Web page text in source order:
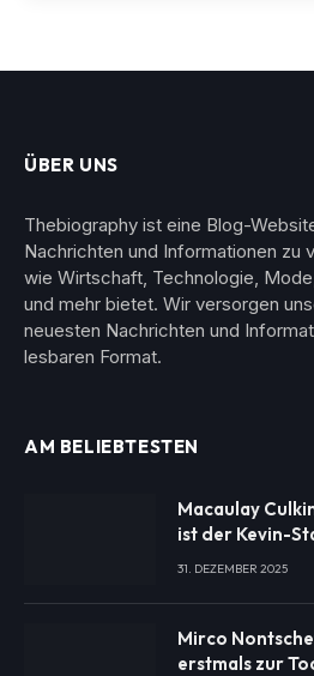
ÜBER UNS
Thebiography ist eine Blog-
Nachrichten und Informationen zu
wie Wirtschaft, Technologie,
und mehr bietet. Wir versorgen
neuesten Nachrichten und
lesbaren Format.
AM BELIEBTESTEN
Macaulay
ist der Kevin-
31. DEZEMBER 2025
Mirco
erstmals zur